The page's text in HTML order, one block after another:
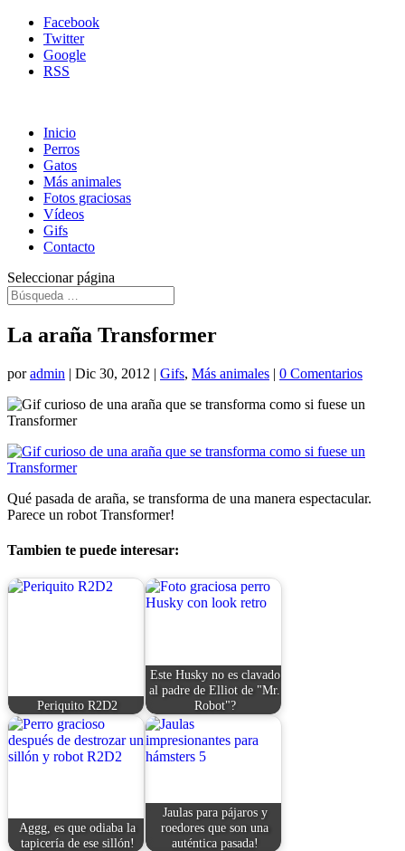
Facebook
Twitter
Google
RSS
Inicio
Perros
Gatos
Más animales
Fotos graciosas
Vídeos
Gifs
Contacto
Seleccionar página
La araña Transformer
poradmin | Dic 30, 2012 | Gifs, Más animales | 0 Comentarios
Qué pasada de araña, se transforma de una manera espectacular.
Parece un robot Transformer!
Tambien te puede interesar:
Periquito R2D2
Este Husky no es clavado
al padre de Elliot de "Mr.
Robot"?
Aggg, es que odiaba la
tapicería de ese sillón!
Jaulas para pájaros y
roedores que son una
auténtica pasada!